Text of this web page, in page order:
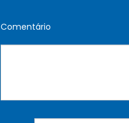
Comentário